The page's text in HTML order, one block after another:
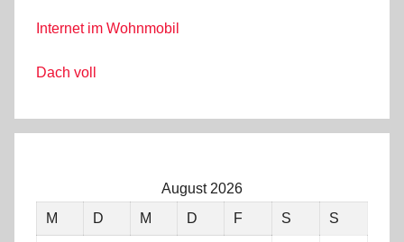
Internet im Wohnmobil
Dach voll
August 2026
M
D M D F S S